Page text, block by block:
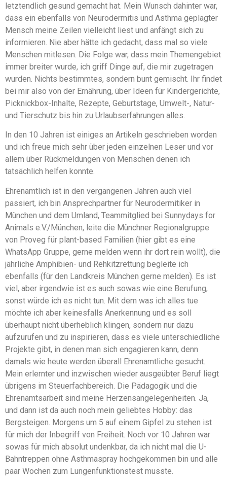
letztendlich gesund gemacht hat. Mein Wunsch dahinter war,
dass ein ebenfalls von Neurodermitis und Asthma geplagter
Mensch meine Zeilen vielleicht liest und anfängt sich zu
informieren. Nie aber hätte ich gedacht, dass mal so viele
Menschen mitlesen. Die Folge war, dass mein Themengebiet
immer breiter wurde, ich griff Dinge auf, die mir zugetragen
wurden. Nichts bestimmtes, sondern bunt gemischt. Ihr findet
bei mir also von der Ernährung, über Ideen für Kindergerichte,
Picknickbox-Inhalte, Rezepte, Geburtstage, Umwelt-, Natur-
und Tierschutz bis hin zu Urlaubserfahrungen alles.
In den 10 Jahren ist einiges an Artikeln geschrieben worden
und ich freue mich sehr über jeden einzelnen Leser und vor
allem über Rückmeldungen von Menschen denen ich
tatsächlich helfen konnte.
Ehrenamtlich ist in den vergangenen Jahren auch viel
passiert, ich bin Ansprechpartner für Neurodermitiker in
München und dem Umland, Teammitglied bei Sunnydays for
Animals e.V./München, leite die Münchner Regionalgruppe
von Proveg für plant-based Familien (hier gibt es eine
WhatsApp Gruppe, gerne melden wenn ihr dort rein wollt), die
jährliche Amphibien- und Rehkitzrettung begleite ich
ebenfalls (für den Landkreis München gerne melden). Es ist
viel, aber irgendwie ist es auch sowas wie eine Berufung,
sonst würde ich es nicht tun. Mit dem was ich alles tue
möchte ich aber keinesfalls Anerkennung und es soll
überhaupt nicht überheblich klingen, sondern nur dazu
aufzurufen und zu inspirieren, dass es viele unterschiedliche
Projekte gibt, in denen man sich engagieren kann, denn
damals wie heute werden überall Ehrenamtliche gesucht.
Mein erlernter und inzwischen wieder ausgeübter Beruf liegt
übrigens im Steuerfachbereich. Die Pädagogik und die
Ehrenamtsarbeit sind meine Herzensangelegenheiten. Ja,
und dann ist da auch noch mein geliebtes Hobby: das
Bergsteigen. Morgens um 5 auf einem Gipfel zu stehen ist
für mich der Inbegriff von Freiheit. Noch vor 10 Jahren war
sowas für mich absolut undenkbar, da ich nicht mal die U-
Bahntreppen ohne Asthmaspray hochgekommen bin und alle
paar Wochen zum Lungenfunktionstest musste.